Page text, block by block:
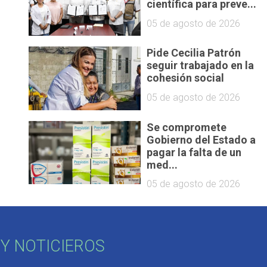
científica para preve...
05 de agosto de 2026
Pide Cecilia Patrón
seguir trabajado en la
cohesión social
05 de agosto de 2026
Se compromete
Gobierno del Estado a
pagar la falta de un
med...
05 de agosto de 2026
NOTICIEROS